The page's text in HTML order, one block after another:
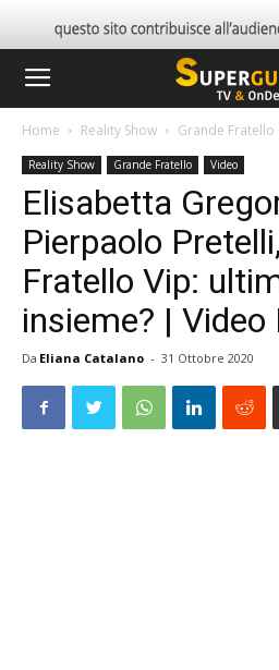
Home Reality Show Grande Fratello
Reality Show Grande Fratello Video
Elisabetta
Pierpaolo
Fratello Vip:
insieme? |
Da Eliana Catalano - 31 Ottobre 2020